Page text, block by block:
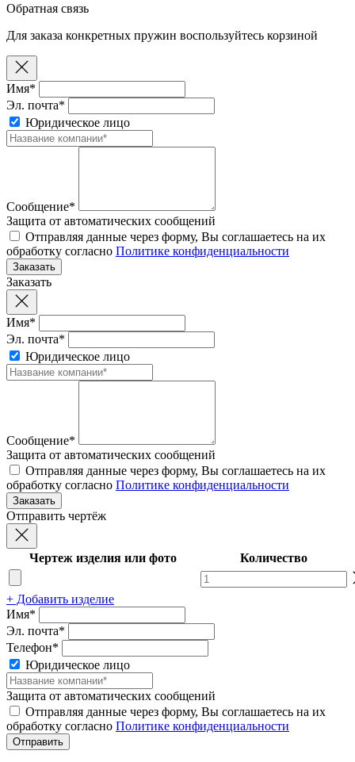
Обратная связь
Для заказа конкретных пружин воспользуйтесь корзиной
Имя*
Эл. почта*
Юридическое лицо
Сообщение*
Защита от автоматических сообщений
Отправляя данные через форму, Вы соглашаетесь на их
обработку согласно Политике конфиденциальности
Заказать
Имя*
Эл. почта*
Юридическое лицо
Сообщение*
Защита от автоматических сообщений
Отправляя данные через форму, Вы соглашаетесь на их
обработку согласно Политике конфиденциальности
Отправить чертёж
Чертеж изделия или фото Количество
+ Добавить изделие
Имя*
Эл. почта*
Телефон*
Юридическое лицо
Защита от автоматических сообщений
Отправляя данные через форму, Вы соглашаетесь на их
обработку согласно Политике конфиденциальности